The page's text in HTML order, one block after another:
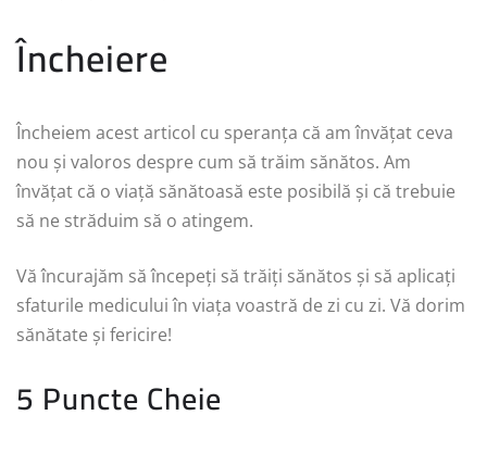
Încheiere
Încheiem acest articol cu speranța că am învățat ceva
nou și valoros despre cum să trăim sănătos. Am
învățat că o viață sănătoasă este posibilă și că trebuie
să ne străduim să o atingem.
Vă încurajăm să începeți să trăiți sănătos și să aplicați
sfaturile medicului în viața voastră de zi cu zi. Vă dorim
sănătate și fericire!
5 Puncte Cheie